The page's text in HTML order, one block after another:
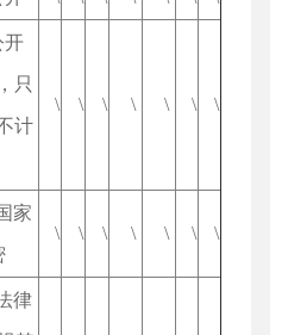
开
只
计
\ \ \ \ \ \ \
家
\ \ \ \ \ \ \
律